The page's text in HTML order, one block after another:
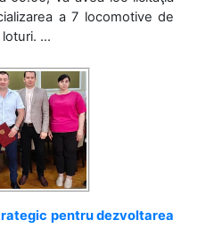
a 7 locomotive de
...
pentru dezvoltarea